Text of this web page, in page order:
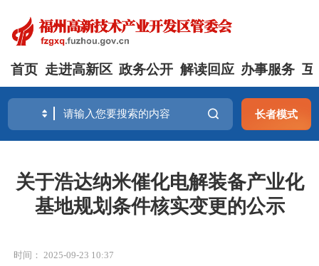
首页 走进高新区 政务公开 解读回应 办事服务 互
长者模式
关于浩达纳米催化电解装备产业化
基地规划条件核实变更的公示
时间： 2025-09-23 10:37